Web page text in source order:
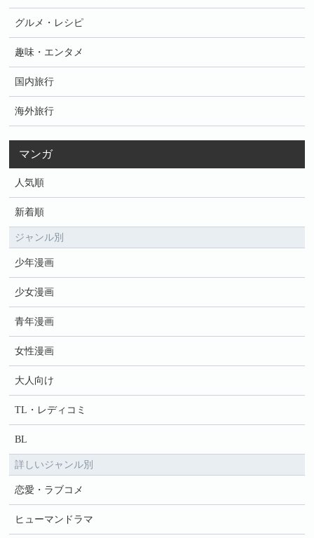
グルメ・レシピ
趣味・エンタメ
国内旅行
海外旅行
マンガ
人気順
新着順
ジャンル別
少年漫画
少女漫画
青年漫画
女性漫画
大人向け
TL・レディコミ
BL
詳しいジャンル別
恋愛・ラブコメ
ヒューマンドラマ